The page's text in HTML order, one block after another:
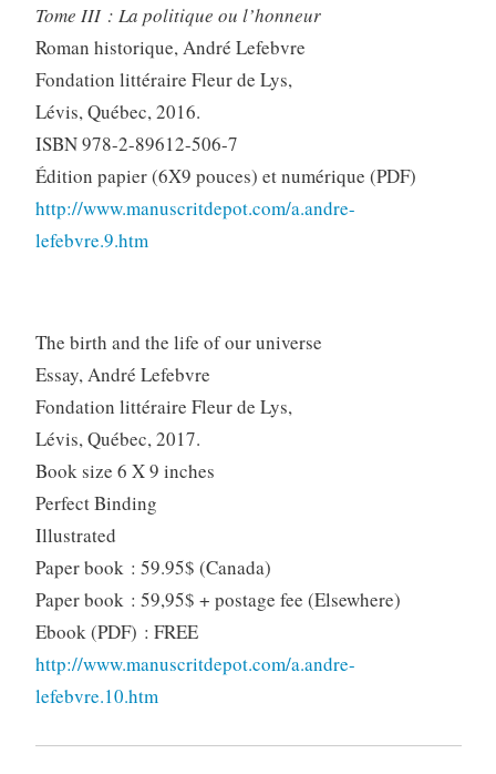
Tome III : La politique ou l’honneur
Roman historique, André Lefebvre
Fondation littéraire Fleur de Lys,
Lévis, Québec, 2016.
ISBN 978-2-89612-506-7
Édition papier (6X9 pouces) et numérique (PDF)
http://www.manuscritdepot.com/a.andre-
lefebvre.9.htm
The birth and the life of our universe
Essay, André Lefebvre
Fondation littéraire Fleur de Lys,
Lévis, Québec, 2017.
Book size 6 X 9 inches
Perfect Binding
Illustrated
Paper book : 59.95$ (Canada)
Paper book : 59,95$ + postage fee (Elsewhere)
Ebook (PDF) : FREE
http://www.manuscritdepot.com/a.andre-
lefebvre.10.htm